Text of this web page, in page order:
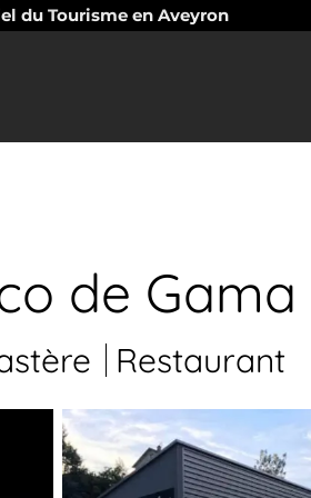
du Tourisme en Aveyron
de Gama
Restaurant